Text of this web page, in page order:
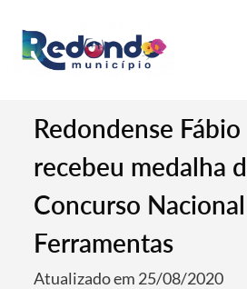
Redondense
recebeu medalha
Concurso
Ferramentas
Atualizado em 25/08/2020